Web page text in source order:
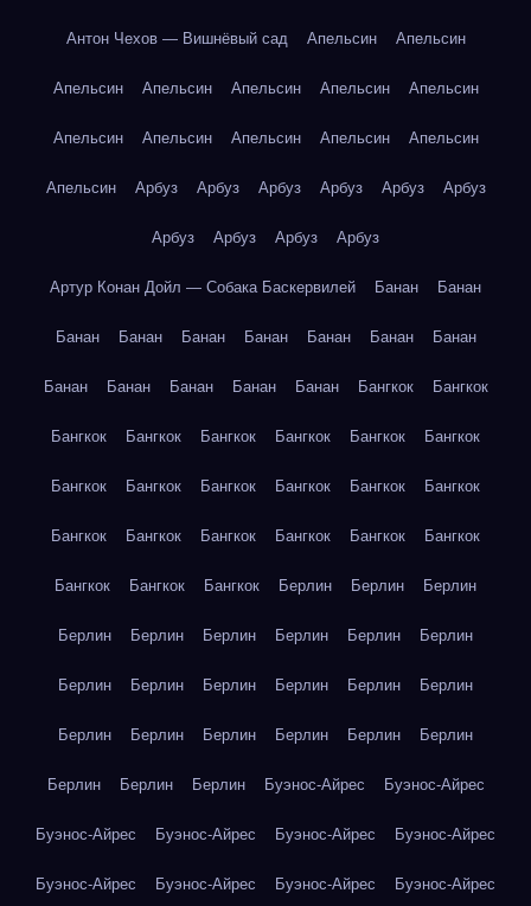
Антон Чехов — Вишнёвый сад Апельсин Апельсин
Апельсин Апельсин Апельсин Апельсин Апельсин
Апельсин Апельсин Апельсин Апельсин Апельсин
Апельсин Арбуз Арбуз Арбуз Арбуз Арбуз Арбуз
Арбуз Арбуз Арбуз Арбуз
Артур Конан Дойл — Собака Баскервилей Банан Банан
Банан Банан Банан Банан Банан Банан Банан
Банан Банан Банан Банан Банан Бангкок Бангкок
Бангкок Бангкок Бангкок Бангкок Бангкок Бангкок
Бангкок Бангкок Бангкок Бангкок Бангкок Бангкок
Бангкок Бангкок Бангкок Бангкок Бангкок Бангкок
Бангкок Бангкок Бангкок Берлин Берлин Берлин
Берлин Берлин Берлин Берлин Берлин Берлин
Берлин Берлин Берлин Берлин Берлин Берлин
Берлин Берлин Берлин Берлин Берлин Берлин
Берлин Берлин Берлин Буэнос-Айрес Буэнос-Айрес
Буэнос-Айрес Буэнос-Айрес Буэнос-Айрес Буэнос-Айрес
Буэнос-Айрес Буэнос-Айрес Буэнос-Айрес Буэнос-Айрес